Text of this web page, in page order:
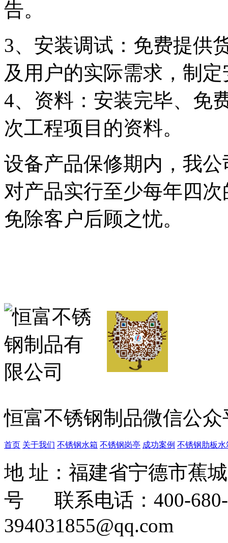
告。
3、安装调试：免费提供
及用户的实际需求，制
4、资料：安装完毕、免
次工程项目的资料。
设备产品保修期内，我
对产品实行至少每年四
免除客户后顾之忧。
恒富不锈钢制品微信公众
首页 关于我们 不锈钢水箱 不锈钢岗亭 成功案例 不锈钢肋板水
地 址：福建省宁德市蕉
号 联系电话：400-
394031855@qq.com